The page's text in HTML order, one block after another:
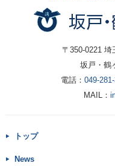
〒350-0221
坂戸・鶴
電話： 049-
MAIL：
トップ
News